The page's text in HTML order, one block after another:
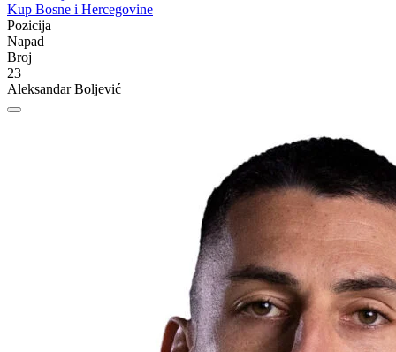
Kup Bosne i Hercegovine
Pozicija
Napad
Broj
23
Aleksandar Boljević